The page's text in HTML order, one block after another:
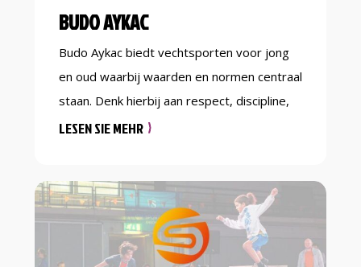
BUDO AYKAC
Budo Aykac biedt vechtsporten voor jong
en oud waarbij waarden en normen centraal
staan. Denk hierbij aan respect, discipline,
voor jezelf opkomen en zelfvertrouwen.
uitdagende lessen en persoonlijke
begeleiding te bieden. We zijn in het bezit
van het Fight Right keurmerk. Ben […]
LESEN SIE MEHR